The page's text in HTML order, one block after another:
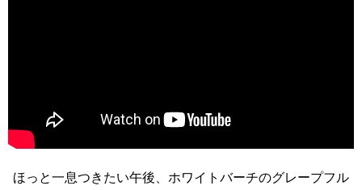
ほっと一息つきたい午後、ホワイトバーチのグレープフル